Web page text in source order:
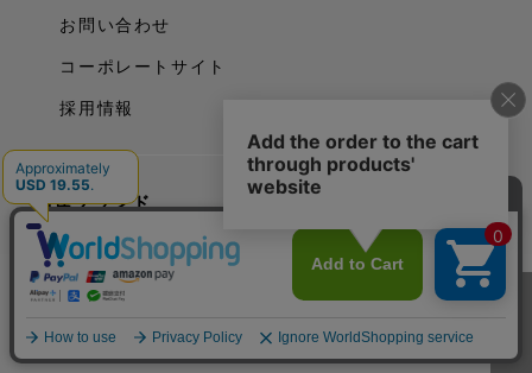
お問い合わせ
コーポレートサイト
採用情報
関連ブランド
Angellir
ninal
meilly